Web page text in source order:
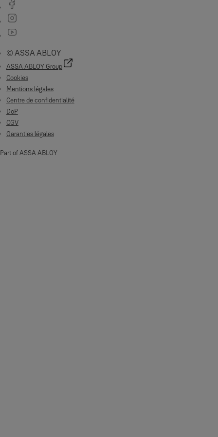
© ASSA ABLOY
ASSA ABLOY Group
Cookies
Mentions légales
Centre de confidentialité
DoP
CGV
Garanties légales
Part of ASSA ABLOY